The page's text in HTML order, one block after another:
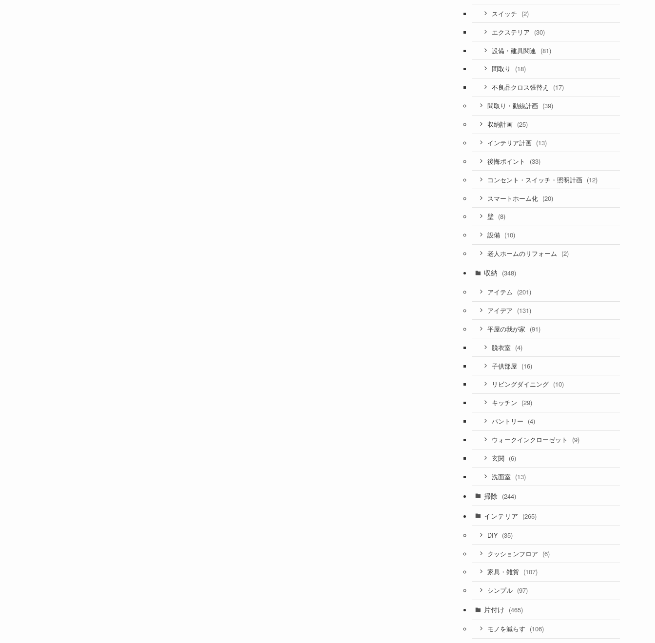
スイッチ (2)
エクステリア (30)
設備・建具関連 (81)
間取り (18)
不良品クロス張替え (17)
間取り・動線計画 (39)
収納計画 (25)
インテリア計画 (13)
後悔ポイント (33)
コンセント・スイッチ・照明計画 (12)
スマートホーム化 (20)
壁 (8)
設備 (10)
老人ホームのリフォーム (2)
収納 (348)
アイテム (201)
アイデア (131)
平屋の我が家 (91)
脱衣室 (4)
子供部屋 (16)
リビングダイニング (10)
キッチン (29)
パントリー (4)
ウォークインクローゼット (9)
玄関 (6)
洗面室 (13)
掃除 (244)
インテリア (265)
DIY (35)
クッションフロア (6)
家具・雑貨 (107)
シンプル (97)
片付け (465)
モノを減らす (106)